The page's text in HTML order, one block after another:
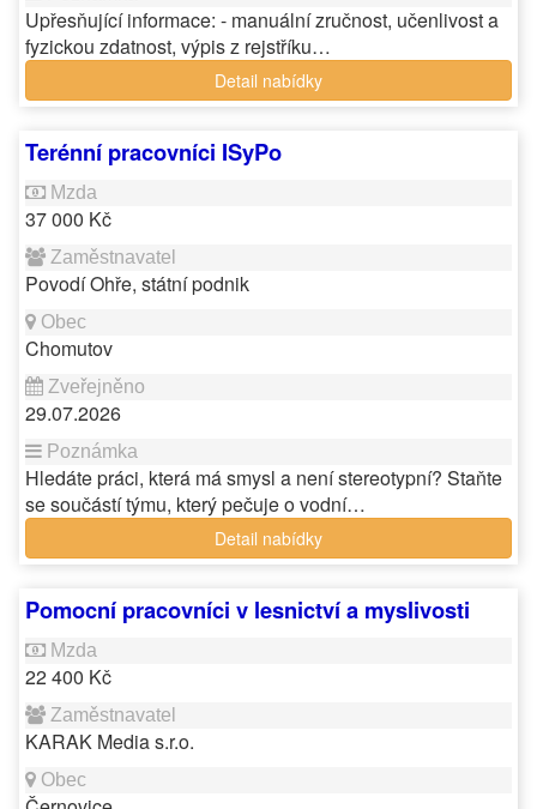
Upřesňující informace: - manuální zručnost, učenlivost a
fyzickou zdatnost, výpis z rejstříku…
Detail nabídky
Terénní pracovníci ISyPo
37 000 Kč
Povodí Ohře, státní podnik
Chomutov
29.07.2026
Hledáte práci, která má smysl a není stereotypní? Staňte
se součástí týmu, který pečuje o vodní…
Detail nabídky
Pomocní pracovníci v lesnictví a myslivosti
22 400 Kč
KARAK Media s.r.o.